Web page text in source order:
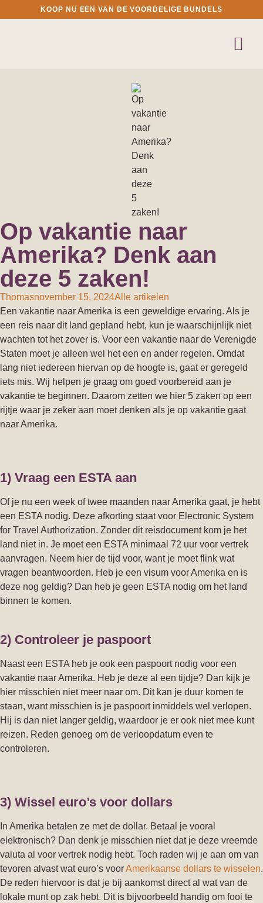
KOOP NU EEN VAN DE VOORDELIGE BUNDELS
Op vakantie naar
Amerika? Denk aan
deze 5 zaken!
Thomasnovember 15, 2024Alle artikelen
Een vakantie naar Amerika is een geweldige ervaring. Als je
een reis naar dit land gepland hebt, kun je waarschijnlijk niet
wachten tot het zover is. Voor een vakantie naar de Verenigde
Staten moet je alleen wel het een en ander regelen. Omdat
lang niet iedereen hiervan op de hoogte is, gaat er geregeld
iets mis. Wij helpen je graag om goed voorbereid aan je
vakantie te beginnen. Daarom zetten we hier 5 zaken op een
rijtje waar je zeker aan moet denken als je op vakantie gaat
naar Amerika.
1) Vraag een ESTA aan
Of je nu een week of twee maanden naar Amerika gaat, je hebt
een ESTA nodig. Deze afkorting staat voor Electronic System
for Travel Authorization. Zonder dit reisdocument kom je het
land niet in. Je moet een ESTA minimaal 72 uur voor vertrek
aanvragen. Neem hier de tijd voor, want je moet flink wat
vragen beantwoorden. Heb je een visum voor Amerika en is
deze nog geldig? Dan heb je geen ESTA nodig om het land
binnen te komen.
2) Controleer je paspoort
Naast een ESTA heb je ook een paspoort nodig voor een
vakantie naar Amerika. Heb je deze al een tijdje? Dan kijk je
hier misschien niet meer naar om. Dit kan je duur komen te
staan, want misschien is je paspoort inmiddels wel verlopen.
Hij is dan niet langer geldig, waardoor je er ook niet mee kunt
reizen. Reden genoeg om de verloopdatum even te
controleren.
3) Wissel euro’s voor dollars
In Amerika betalen ze met de dollar. Betaal je vooral
elektronisch? Dan denk je misschien niet dat je deze vreemde
valuta al voor vertrek nodig hebt. Toch raden wij je aan om van
tevoren alvast wat euro’s voorAmerikaanse dollars te wisselen.
De reden hiervoor is dat je bij aankomst direct al wat van de
lokale munt op zak hebt. Dit is bijvoorbeeld handig om fooi te